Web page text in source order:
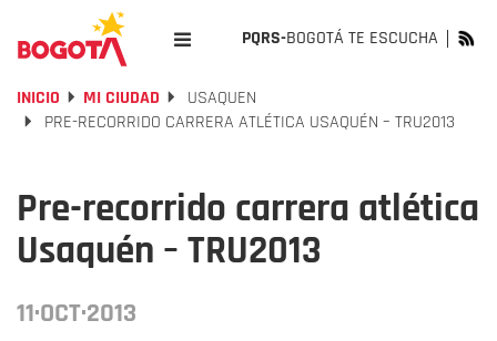
PQRS-BOGOTÁ TE ESCUCHA
INICIO MI CIUDAD
USAQUEN
PRE-RECORRIDO CARRERA ATLÉTICA USAQUÉN – TRU2013
Pre-recorrido carrera atlética
Usaquén – TRU2013
11·OCT·2013